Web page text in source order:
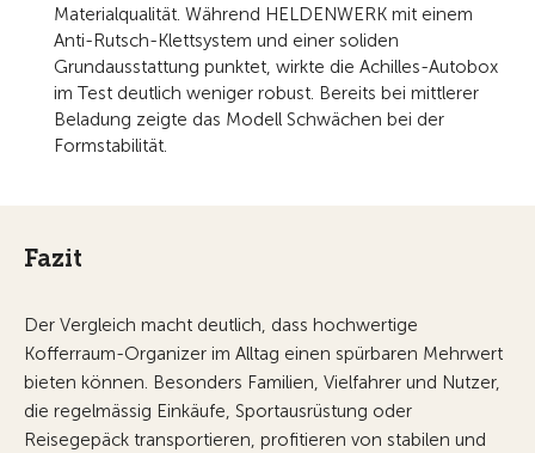
Materialqualität. Während HELDENWERK mit einem
Anti-Rutsch-Klettsystem und einer soliden
Grundausstattung punktet, wirkte die Achilles-Autobox
im Test deutlich weniger robust. Bereits bei mittlerer
Beladung zeigte das Modell Schwächen bei der
Formstabilität.
Fazit
Der Vergleich macht deutlich, dass hochwertige
Kofferraum-Organizer im Alltag einen spürbaren Mehrwert
bieten können. Besonders Familien, Vielfahrer und Nutzer,
die regelmässig Einkäufe, Sportausrüstung oder
Reisegepäck transportieren, profitieren von stabilen und